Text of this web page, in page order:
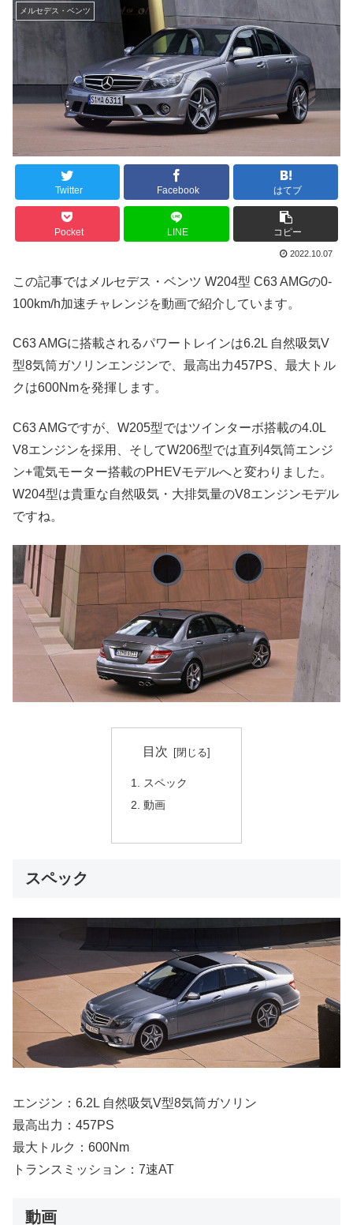
メルセデス・ベンツ
Twitter Facebook はてブ
Pocket LINE コピー
2022.10.07
この記事ではメルセデス・ベンツ W204型 C63 AMGの0-
100km/h加速チャレンジを動画で紹介しています。
C63 AMGに搭載されるパワートレインは6.2L 自然吸気V
型8気筒ガソリンエンジンで、最高出力457PS、最大トル
クは600Nmを発揮します。
C63 AMGですが、W205型ではツインターボ搭載の4.0L
V8エンジンを採用、そしてW206型では直列4気筒エンジ
ン+電気モーター搭載のPHEVモデルへと変わりました。
W204型は貴重な自然吸気・大排気量のV8エンジンモデル
ですね。
目次
スペック
動画
スペック
エンジン：6.2L 自然吸気V型8気筒ガソリン
最高出力：457PS
最大トルク：600Nm
トランスミッション：7速AT
動画